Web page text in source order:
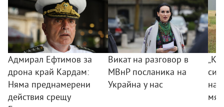
Адмирал Ефтимов за
дрона край Кардам:
Няма преднамерени
действия срещу
Викат на разговор в
МВнР посланика на
Украйна у нас
на